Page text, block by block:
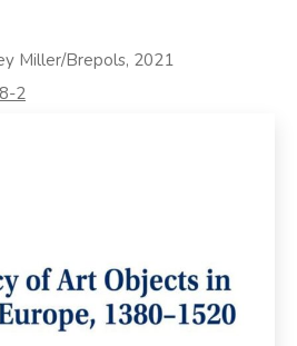
Miller/Brepols, 2021
2